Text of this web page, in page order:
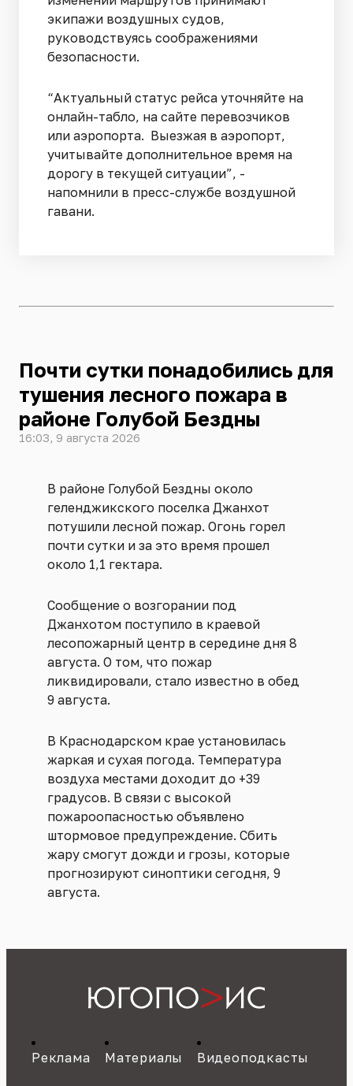
экипажи воздушных судов,
руководствуясь соображениями
безопасности.
“Актуальный статус рейса уточняйте на
онлайн-табло, на сайте перевозчиков
или аэропорта. Выезжая в аэропорт,
учитывайте дополнительное время на
дорогу в текущей ситуации”, -
напомнили в пресс-службе воздушной
гавани.
Почти сутки понадобились для
тушения лесного пожара в
районе Голубой Бездны
16:03, 9 августа 2026
В районе Голубой Бездны около
геленджикского поселка Джанхот
потушили лесной пожар. Огонь горел
почти сутки и за это время прошел
около 1,1 гектара.
Сообщение о возгорании под
Джанхотом поступило в краевой
лесопожарный центр в середине дня 8
августа. О том, что пожар
ликвидировали, стало известно в обед
9 августа.
В Краснодарском крае установилась
жаркая и сухая погода. Температура
воздуха местами доходит до +39
градусов. В связи с высокой
пожароопасностью объявлено
штормовое предупреждение. Сбить
жару смогут дожди и грозы, которые
прогнозируют синоптики сегодня, 9
августа.
Реклама Материалы Видеоподкасты